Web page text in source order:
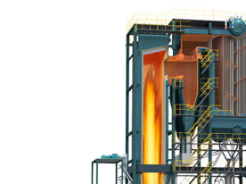
мощность продукта: 1,400-29,000 кВт